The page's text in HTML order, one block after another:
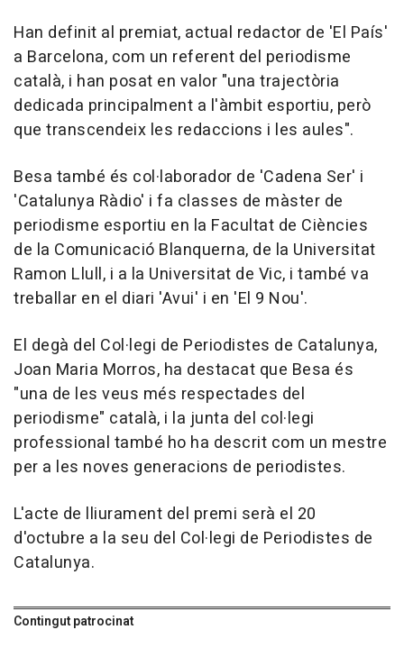
Han definit al premiat, actual redactor de 'El País'
a Barcelona, com un referent del periodisme
català, i han posat en valor "una trajectòria
dedicada principalment a l'àmbit esportiu, però
que transcendeix les redaccions i les aules".
Besa també és col·laborador de 'Cadena Ser' i
'Catalunya Ràdio' i fa classes de màster de
periodisme esportiu en la Facultat de Ciències
de la Comunicació Blanquerna, de la Universitat
Ramon Llull, i a la Universitat de Vic, i també va
treballar en el diari 'Avui' i en 'El 9 Nou'.
El degà del Col·legi de Periodistes de Catalunya,
Joan Maria Morros, ha destacat que Besa és
"una de les veus més respectades del
periodisme" català, i la junta del col·legi
professional també ho ha descrit com un mestre
per a les noves generacions de periodistes.
L'acte de lliurament del premi serà el 20
d'octubre a la seu del Col·legi de Periodistes de
Catalunya.
Contingut patrocinat